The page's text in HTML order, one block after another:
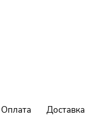
Оплата Доставка